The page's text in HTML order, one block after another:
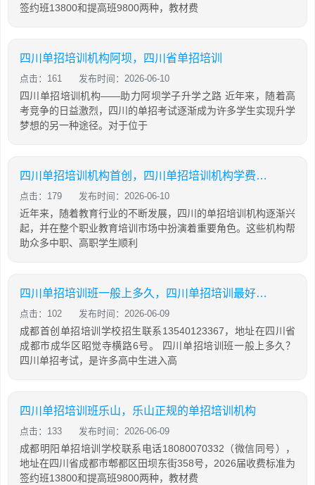
签约班13800和提高班9800两种，教材费
四川单招培训机构阿坝，四川省单招培训
点击：161 发布时间：2026-06-10
四川单招培训机构——助力阿坝学子升学之路 近年来，随着高
考竞争的日益激烈，四川的单招考试逐渐成为许多学生实现升学
梦想的另一种途径。对于位于
四川单招培训机构首创，四川单招培训机构学费大概是多少
点击：179 发布时间：2026-06-10
近年来，随着教育行业的不断发展，四川的单招培训机构逐渐兴
起，并在整个职业教育培训市场中扮演着重要角色。这些机构帮
助众多中职、高职学生顺利
四川单招培训班一般上多久，四川单招培训最好的学校
点击：102 发布时间：2026-06-09
成都首创单招培训学校招生联系13540123367，地址在四川省
成都市成华区昭觉寺横路6号。 四川单招培训班一般上多久？
四川单招考试，是许多高中生进入高
四川单招培训班乐山，乐山正规的单招培训机构
点击：133 发布时间：2026-06-09
成都明阳单招培训学校联系电话18080070332（微信同号），
地址在四川省成都市郫都区田坝东街358号，2026届收费标准为
签约班13800和提高班9800两种，教材费